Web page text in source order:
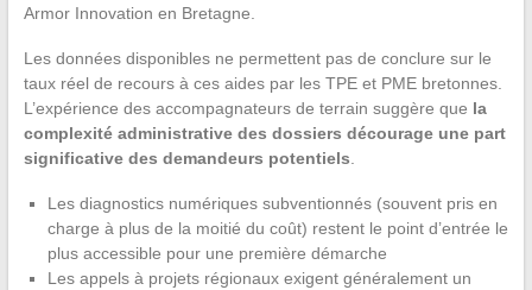
Armor Innovation en Bretagne.
Les données disponibles ne permettent pas de conclure sur le
taux réel de recours à ces aides par les TPE et PME bretonnes.
L’expérience des accompagnateurs de terrain suggère que la
complexité administrative des dossiers décourage une part
significative des demandeurs potentiels.
Les diagnostics numériques subventionnés (souvent pris en
charge à plus de la moitié du coût) restent le point d’entrée le
plus accessible pour une première démarche
Les appels à projets régionaux exigent généralement un